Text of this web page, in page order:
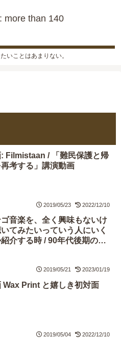
more than 140
いことはあまりない。
: Filmistaan / 「難民保護と帰
考する」講演動画
2019/05/23 2022/12/10
ゴ音楽を、全く興味もないけ
てみたいっていう人にいく
介する時 / 90年代後期の
2019/05/21 2023/01/19
Wax Print と嬉しき初対面
2019/05/04 2022/12/10